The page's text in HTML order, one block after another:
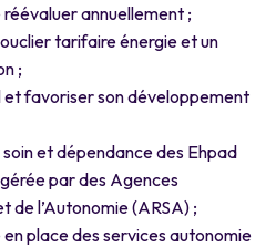
annuellement ;
tarifaire énergie et un
;
favoriser son développement
et dépendance des Ehpad
par des Agences
de l’Autonomie (ARSA) ;
place des services autonomie